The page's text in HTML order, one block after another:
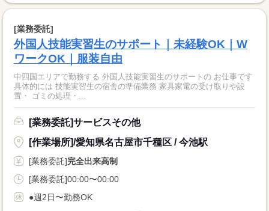
[業務委託]
外国人技能実習生のサポート｜未経験OK｜W
ワークOK｜服装自由
中四国エリアで勤務する 外国人技能実習生のサポートの お仕事です
具体的には 技能実習生の宿舎の準備業務 家具家電の受け取りや設
置・ ゴミの処理・...
[業務委託]サービスその他
[作業場所]/愛知県名古屋市千種区 / 今池駅
[業務委託]完全出来高制
[業務委託]00:00〜00:00
●週2日〜勤務OK